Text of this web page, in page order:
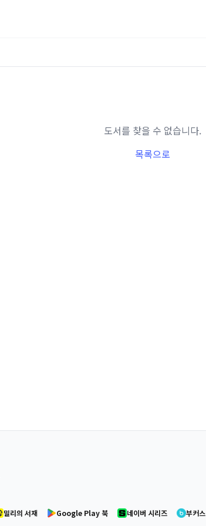
도서를 찾을 수 없습니다.
목록으로
밀리의 서재 Google Play 북 네이버 시리즈 부커스